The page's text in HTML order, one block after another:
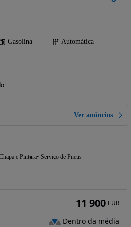
Gasolina
Automática
Ver anúncios
Chapa e Pintura Serviço de Pneus
11 900 EUR
Dentro da média